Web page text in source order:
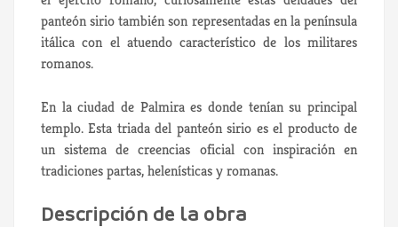
panteón sirio también son representadas en la península
itálica con el atuendo característico de los militares
romanos.
En la ciudad de Palmira es donde tenían su principal
templo. Esta triada del panteón sirio es el producto de
un sistema de creencias oficial con inspiración en
tradiciones partas, helenísticas y romanas.
Descripción de la obra